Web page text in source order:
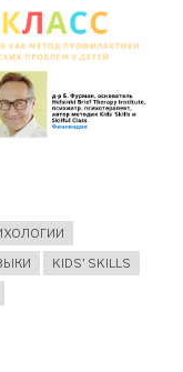
KIDS' SKILLS